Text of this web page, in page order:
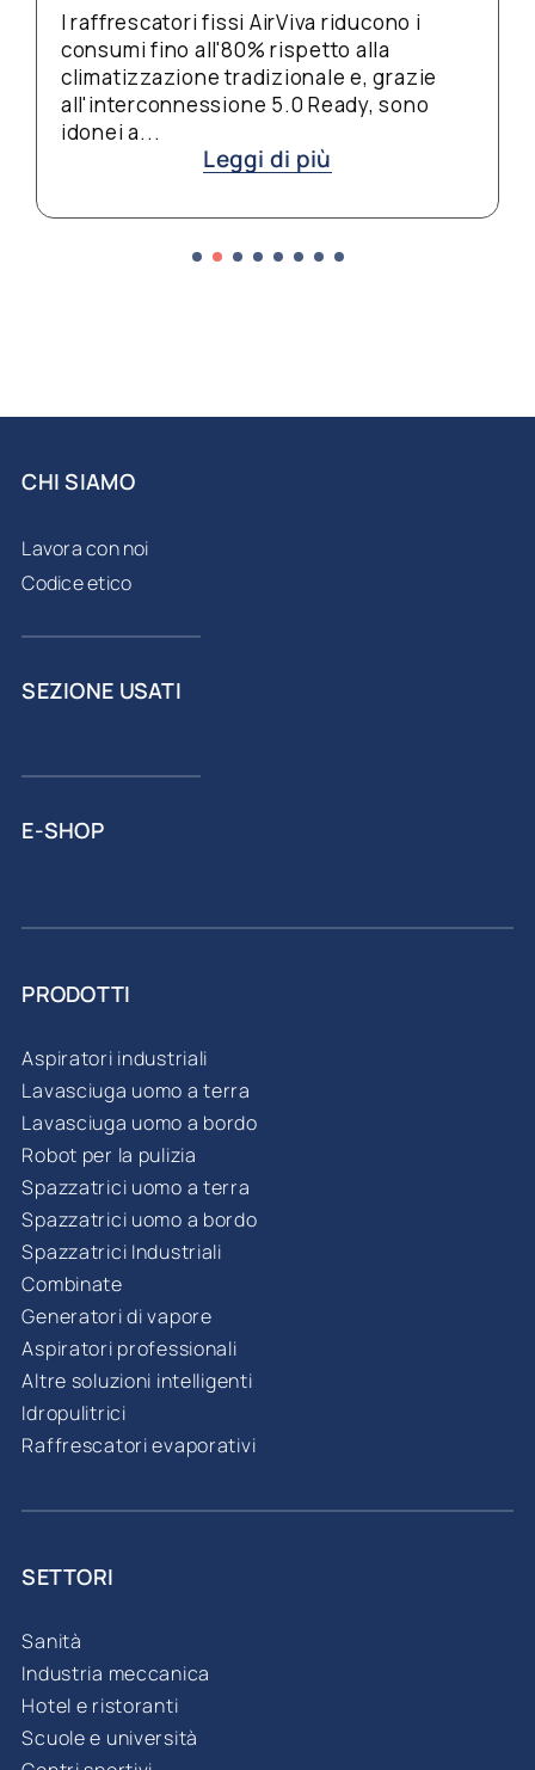
metropolitane meno affollate, è il
momento migliore per una pulizia
profonda delle scale mobili. Sabbia,
gomme e detriti...
CHI SIAMO
Lavora con noi
Codice etico
SEZIONE USATI
E-SHOP
PRODOTTI
Aspiratori industriali
Lavasciuga uomo a terra
Lavasciuga uomo a bordo
Robot per la pulizia
Spazzatrici uomo a terra
Spazzatrici uomo a bordo
Spazzatrici Industriali
Combinate
Generatori di vapore
Aspiratori professionali
Altre soluzioni intelligenti
Idropulitrici
Raffrescatori evaporativi
SETTORI
Sanità
Industria meccanica
Hotel e ristoranti
Scuole e università